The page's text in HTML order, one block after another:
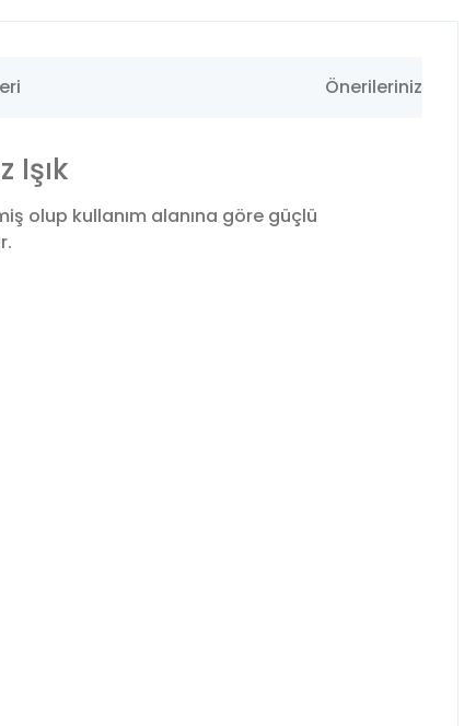
Önerileriniz
Işık
olup kullanım alanına göre güçlü